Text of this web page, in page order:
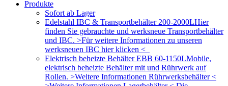
Produkte
Sofort ab Lager
Edelstahl IBC & Transportbehälter 200-2000LHier
finden Sie gebrauchte und werksneue Transportbehälter
und IBC. >Für weitere Informationen zu unseren
werksneuen IBC hier klicken <
Elektrisch beheizte Behälter EBB 60-1150LMobile,
elektrisch beheizte Behälter mit und Rührwerk auf
Rollen. >Weitere Informationen Rührwerksbehälter <